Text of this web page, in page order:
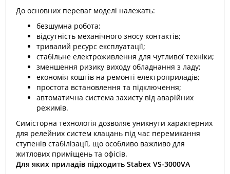
До основних переваг моделі належать:
безшумна робота;
відсутність механічного зносу контактів;
тривалий ресурс експлуатації;
стабільне електроживлення для чутливої техніки;
зменшення ризику виходу обладнання з ладу;
економія коштів на ремонті електроприладів;
простота встановлення та підключення;
автоматична система захисту від аварійних
режимів.
Симісторна технологія дозволяє уникнути характерних
для релейних систем клацань під час перемикання
ступенів стабілізації, що особливо важливо для
житлових приміщень та офісів.
Для яких приладів підходить Stabex VS-3000VA